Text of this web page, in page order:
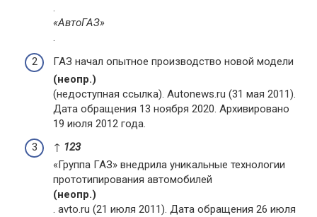
.
«АвтоГАЗ»
.
ГАЗ начал опытное производство новой модели
(неопр.)
(недоступная ссылка). Autonews.ru (31 мая 2011).
Дата обращения 13 ноября 2020. Архивировано
19 июля 2012 года.
↑ 123
«Группа ГАЗ» внедрила уникальные технологии
прототипирования автомобилей
(неопр.)
. avto.ru (21 июля 2011). Дата обращения 26 июля